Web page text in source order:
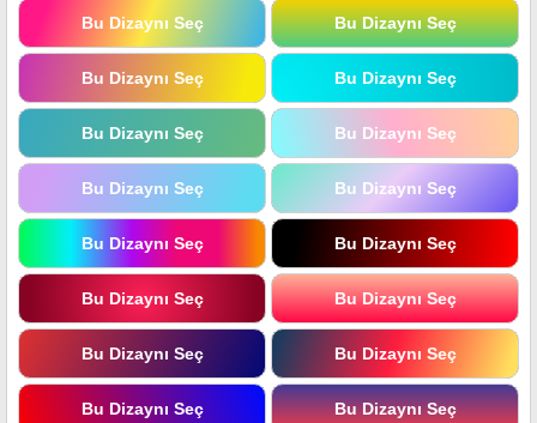
Bu Dizaynı Seç Bu Dizaynı Seç
Bu Dizaynı Seç Bu Dizaynı Seç
Bu Dizaynı Seç Bu Dizaynı Seç
Bu Dizaynı Seç Bu Dizaynı Seç
Bu Dizaynı Seç Bu Dizaynı Seç
Bu Dizaynı Seç Bu Dizaynı Seç
Bu Dizaynı Seç Bu Dizaynı Seç
Bu Dizaynı Seç Bu Dizaynı Seç